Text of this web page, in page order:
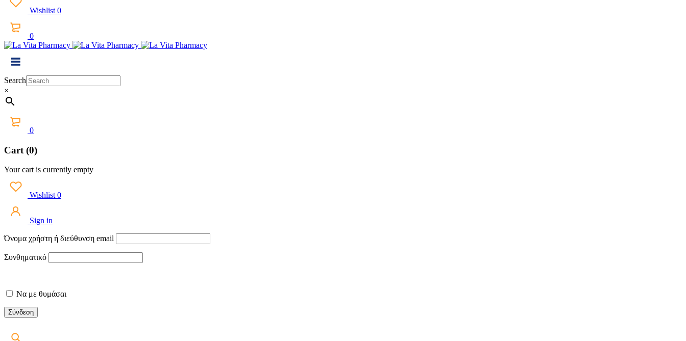
Wishlist 0
0
Search
×
0
Cart (0)
Your cart is currently empty
Wishlist 0
Sign in
Όνομα χρήστη ή διεύθυνση email
Συνθηματικό
Να με θυμάσαι